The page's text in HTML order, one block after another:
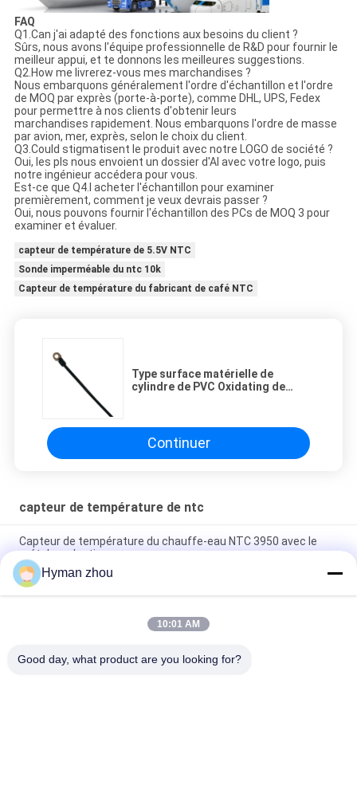
FAQ
Q1.Can j'ai adapté des fonctions aux besoins du client ?
Sûrs, nous avons l'équipe professionnelle de R&D pour fournir le
meilleur appui, et te donnons les meilleures suggestions.
Q2.How me livrerez-vous mes marchandises ?
Nous embarquons généralement l'ordre d'échantillon et l'ordre
de MOQ par exprès (porte-à-porte), comme DHL, UPS, Fedex
pour permettre à nos clients d'obtenir leurs
marchandises rapidement. Nous embarquons l'ordre de masse
par avion, mer, exprès, selon le choix du client.
Q3.Could stigmatisent le produit avec notre LOGO de société ?
Oui, les pls nous envoient un dossier d'AI avec votre logo, puis
notre ingénieur accédera pour vous.
Est-ce que Q4.I acheter l'échantillon pour examiner
premièrement, comment je veux devrais passer ?
Oui, nous pouvons fournir l'échantillon des PCs de MOQ 3 pour
examiner et évaluer.
capteur de température de 5.5V NTC
Sonde imperméable du ntc 10k
Capteur de température du fabricant de café NTC
Type surface matérielle de
cylindre de PVC Oxidating de
Continuer
capteur de température de ntc
Capteur de température du chauffe-eau NTC 3950 avec le
métal en plastique
Température ambiante 3950 large du capteur de température
de thermistance de l'appareil de chauffage NTC à C.A. 10K 1%
Capteur de température trifilaire de NTC, vis 10k en céramique
Hyman zhou
10:01 AM
Good day, what product are you looking for?